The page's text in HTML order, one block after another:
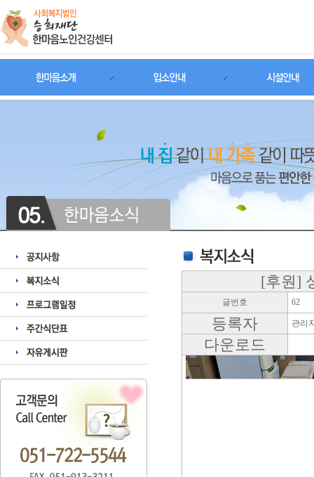
[후원]
글번호 62
등록자 관리
다운로드